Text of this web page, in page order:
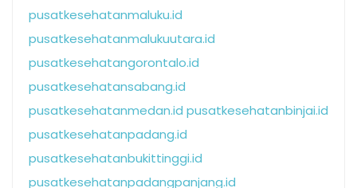
pusatkesehatanmaluku.id
pusatkesehatanmalukuutara.id
pusatkesehatangorontalo.id
pusatkesehatansabang.id
pusatkesehatanmedan.id pusatkesehatanbinjai.id
pusatkesehatanpadang.id
pusatkesehatanbukittinggi.id
pusatkesehatanpadangpanjang.id